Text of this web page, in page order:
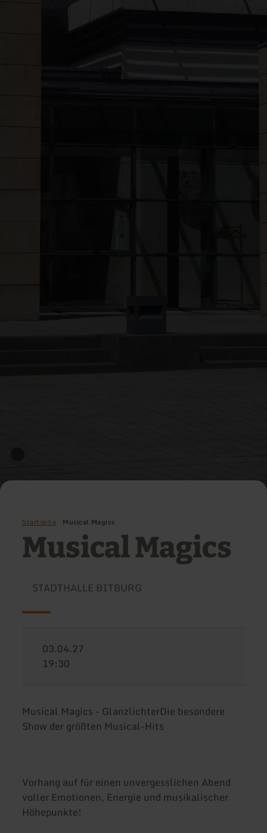
Startseite Musical Magics
Musical Magics
STADTHALLE BITBURG
03.04.27
19:30
Musical Magics - GlanzlichterDie besondere
Show der größten Musical-Hits
Vorhang auf für einen unvergesslichen Abend
voller Emotionen, Energie und musikalischer
Höhepunkte!